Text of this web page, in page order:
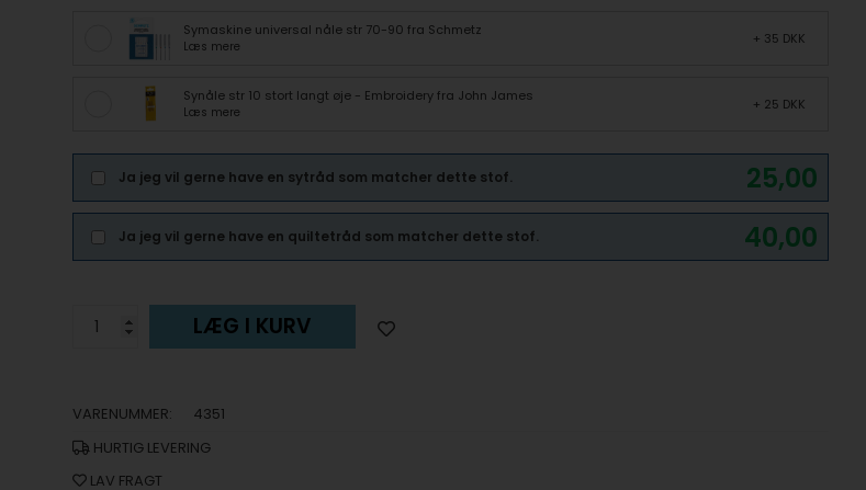
Symaskine universal nåle str 70-90 fra Schmetz
Læs mere + 35 DKK
Synåle str 10 stort langt øje - Embroidery fra John James
Læs mere + 25 DKK
25,00
Ja jeg vil gerne have en sytråd som matcher dette stof.
40,00
Ja jeg vil gerne have en quiltetråd som matcher dette stof.
LÆG I KURV
VARENUMMER:
4351
HURTIG LEVERING
LAV FRAGT